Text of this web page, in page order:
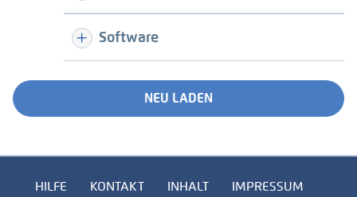
Software
NEU LADEN
HILFE KONTAKT INHALT
IMPRESSUM